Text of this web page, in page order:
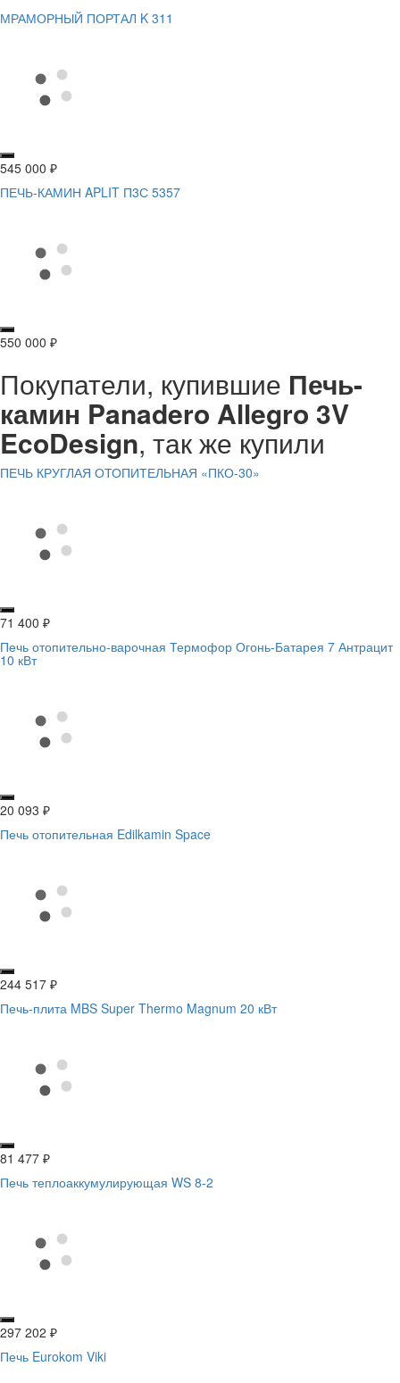
МРАМОРНЫЙ ПОРТАЛ K 311
545 000 ₽
ПЕЧЬ-КАМИН APLIT П3С 5357
550 000 ₽
Покупатели, купившие Печь-
камин Panadero Allegro 3V
EcoDesign, так же купили
ПЕЧЬ КРУГЛАЯ ОТОПИТЕЛЬНАЯ «ПКО-30»
71 400 ₽
Печь отопительно-варочная Термофор Огонь-Батарея 7 Антрацит
10 кВт
20 093 ₽
Печь отопительная Edilkamin Space
244 517 ₽
Печь-плита MBS Super Thermo Magnum 20 кВт
81 477 ₽
Печь теплоаккумулирующая WS 8-2
297 202 ₽
Печь Eurokom Viki